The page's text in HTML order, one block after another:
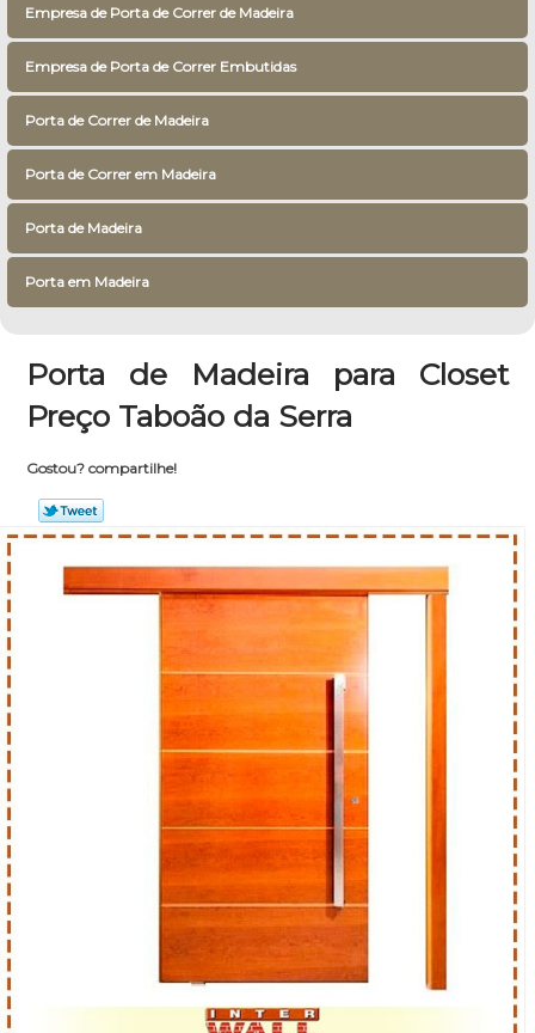
Empresa de Porta de Correr de Madeira
Empresa de Porta de Correr Embutidas
Porta de Correr de Madeira
Porta de Correr em Madeira
Porta de Madeira
Porta em Madeira
Porta de Madeira para Closet
Preço Taboão da Serra
Gostou? compartilhe!